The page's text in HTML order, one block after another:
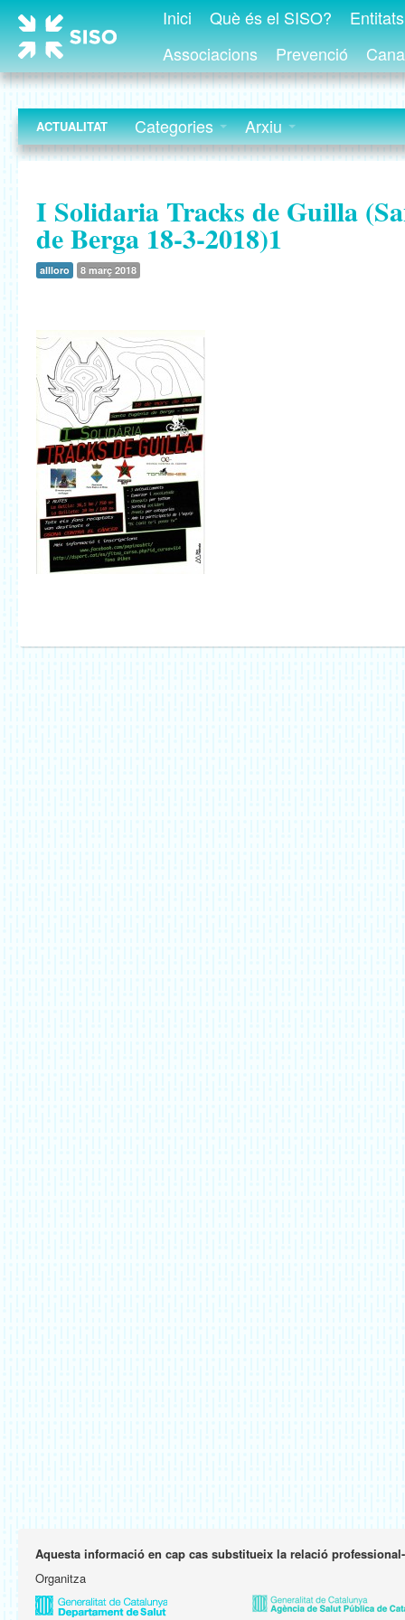
Inici Què és el SISO?
Associacions
Prevenció
ACTUALITAT Categories Arxiu
I Solidaria Tracks de Guilla
de Berga 18-3-2018)1
allloro 8 març 2018
Aquesta informació en cap cas substitueix la relació
Organitza